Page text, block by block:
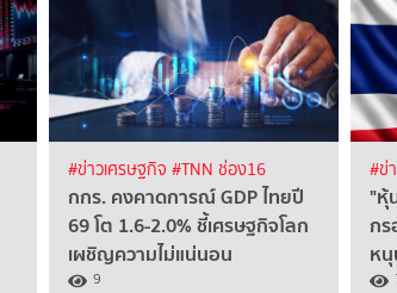
#ข่าวเศรษฐกิจ #TNN ช่อง16
กกร. คงคาดการณ์ GDP ไทยปี
69 โต 1.6-2.0% ชี้เศรษฐกิจโลก
เผชิญความไม่แน่นอน
9
#ข่
"หุ้
กร
ห